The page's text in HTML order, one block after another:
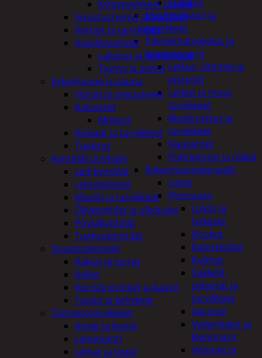
Muut työkalut ja
tarvikkeet
Paineilmatyökalut ja
kompressorit
Letkut, liittimet ja
pistoolit
Letkut ja muut
tarvikkeet
Maaliruiskut ja
tarvikkeet
Naulaimet
Pulttipyssyt ja räikät
Rakennusmateriaalit
Listat
Pienrauta
Lukot ja
hakaset
Koukut
Kalustejalat
Kulmat
Sakkelit,
pylpyrät ja
tarvikkeet
Saranat
Vaijerilukot ja
klemmarit
Vetimet ja
Kylpypyyhkeet ja takit
Sisustustyynyt ja päälliset
Verhot ja tarvikkeet
Vuodevaatteet
Lakanat ja tyynynlinat
Tyynyt ja peitot
Kylpyhuone ja sauna
Harjat ja pesuaineet
Kalusteet
Mittarit
Kiukaat ja tarvikkeet
Tuoksut
Kynttilät ja lyhdyt
Led-kynttilät
Lyhtytelineet
Muotit ja tarvikkeet
Öljykynttilät ja ulkotulet
Pöytäkynttilät
Tuoksukynttilät
Sisustusesineet
Kalvot ja tarrat
Kellot
Koriste-esineet ja kasvit
Taulut ja kehykset
Toimistotarvikkeet
Kynät ja kumit
Laminointi
Liimat ja teipit